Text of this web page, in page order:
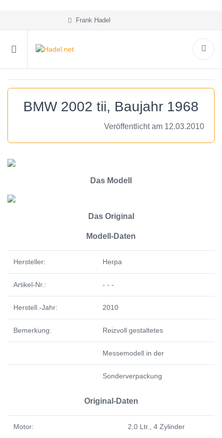
Frank Hadel
BMW 2002 tii, Baujahr 1968
Veröffentlicht am 12.03.2010
Das Modell
Das Original
Modell-Daten
Hersteller: Herpa
Artikel-Nr.: - - -
Herstell.-Jahr: 2010
Bemerkung: Reizvoll gestaltetes
Messemodell in der
Sonderverpackung
Original-Daten
Motor: 2,0 Ltr., 4 Zylinder